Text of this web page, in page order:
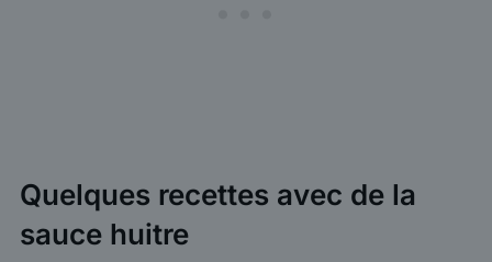
Quelques recettes avec de la
sauce huitre